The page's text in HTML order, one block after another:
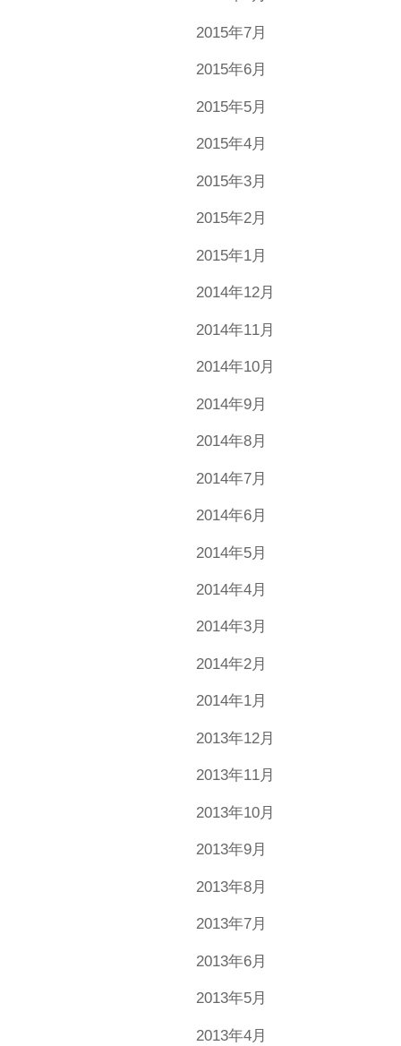
2015年7月
2015年6月
2015年5月
2015年4月
2015年3月
2015年2月
2015年1月
2014年12月
2014年11月
2014年10月
2014年9月
2014年8月
2014年7月
2014年6月
2014年5月
2014年4月
2014年3月
2014年2月
2014年1月
2013年12月
2013年11月
2013年10月
2013年9月
2013年8月
2013年7月
2013年6月
2013年5月
2013年4月